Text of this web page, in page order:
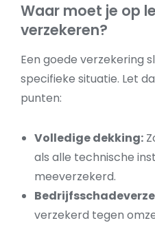
Waar moet je op
verzekeren?
Een goede verzekering
specifieke situatie. Let
punten:
Volledige dekking:
als alle technische
meeverzekerd.
verzekerd tegen